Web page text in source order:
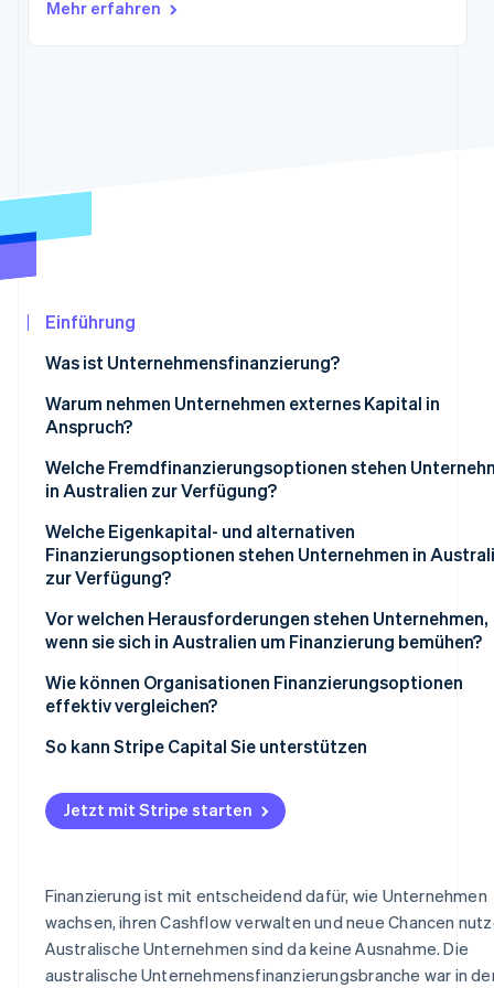
BetrugspräventionEcosystem
Mehr erfahren
Einführung
Was ist Unternehmensfinanzierung?
Warum nehmen Unternehmen externes Kapital in
Anspruch?
Welche Fremdfinanzierungsoptionen stehen
in Australien zur Verfügung?
Welche Eigenkapital- und alternativen
Finanzierungsoptionen stehen Unternehmen in
zur Verfügung?
Vor welchen Herausforderungen stehen Unternehmen,
wenn sie sich in Australien um Finanzierung bemühen?
Wie können Organisationen Finanzierungsoptionen
effektiv vergleichen?
So kann Stripe Capital Sie unterstützen
Jetzt mit Stripe starten
Finanzierung ist mit entscheidend dafür, wie Unternehmen
wachsen, ihren Cashflow verwalten und neue Chancen
Australische Unternehmen sind da keine Ausnahme. Die
australische Unternehmensfinanzierungsbranche war in